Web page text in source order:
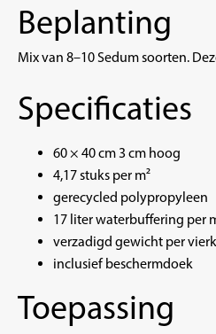
Beplanting
Mix van 8–10 Sedum soorten.
Specificaties
60 × 40 cm 3 cm hoog
4,17 stuks per m²
gerecycled polypropyleen
17 liter waterbuffering per
verzadigd gewicht per
inclusief beschermdoek
Toepassing